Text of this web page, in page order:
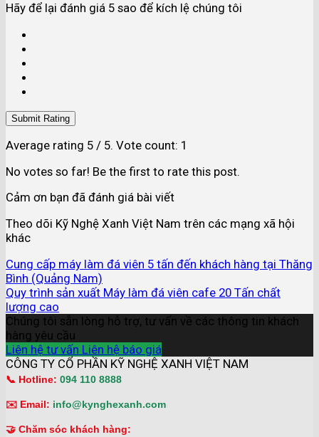
Hãy để lại đánh giá 5 sao để kích lệ chúng tôi
Submit Rating
Average rating 5 / 5. Vote count: 1
No votes so far! Be the first to rate this post.
Cảm ơn bạn đã đánh giá bài viết
Theo dõi Kỹ Nghệ Xanh Việt Nam trên các mạng xã hội
khác
Cung cấp máy làm đá viên 5 tấn đến khách hàng tại Thăng
Bình (Quảng Nam)
Quy trình sản xuất Máy làm đá viên cafe 20 Tấn chất
lượng cao
Chúng tôi sẵn lòng hỗ trợ, tư vấn về các thông tin khách
hàng yêu cầu
Liên hệ tư vấn Liên hệ báo giá
CÔNG TY CỔ PHẦN KỸ NGHỆ XANH VIỆT NAM
📞 Hotline: 094 110 8888
✉️ Email: info@kynghexanh.com
🤝 Chăm sóc khách hàng: